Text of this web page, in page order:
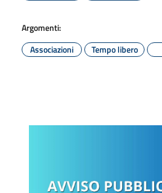
Argomenti:
Associazioni
Tempo libero